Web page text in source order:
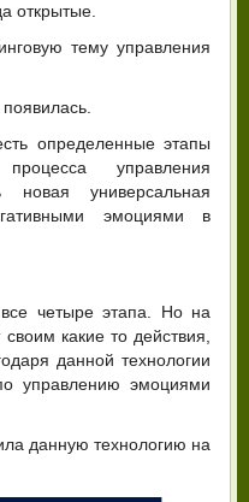
открытые.
тему управления
определенные этапы
управления
универсальная
эмоциями в
четыре этапа. Но на
какие то действия,
данной технологии
управлению эмоциями
данную технологию на